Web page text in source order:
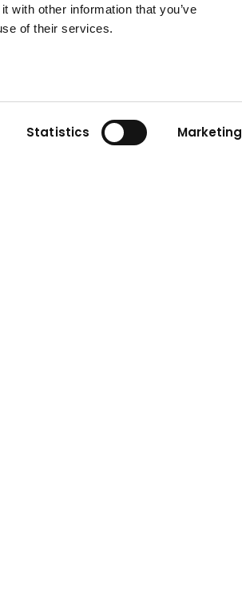
with other information that you’ve
of their services.
Statistics Marketing